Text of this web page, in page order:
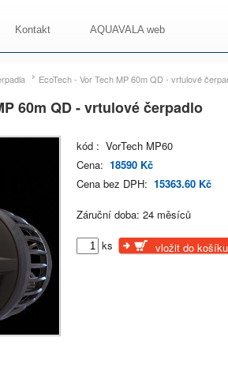
Kontakt AQUAVALA web
EcoTech - Vor Tech MP 60m QD - vrtulové
60m QD - vrtulové čerpadlo
kód : VorTech MP60
Cena: 18590 Kč
Cena bez DPH: 15363.60 Kč
Záruční doba: 24 měsíců
ks vložit do košíku